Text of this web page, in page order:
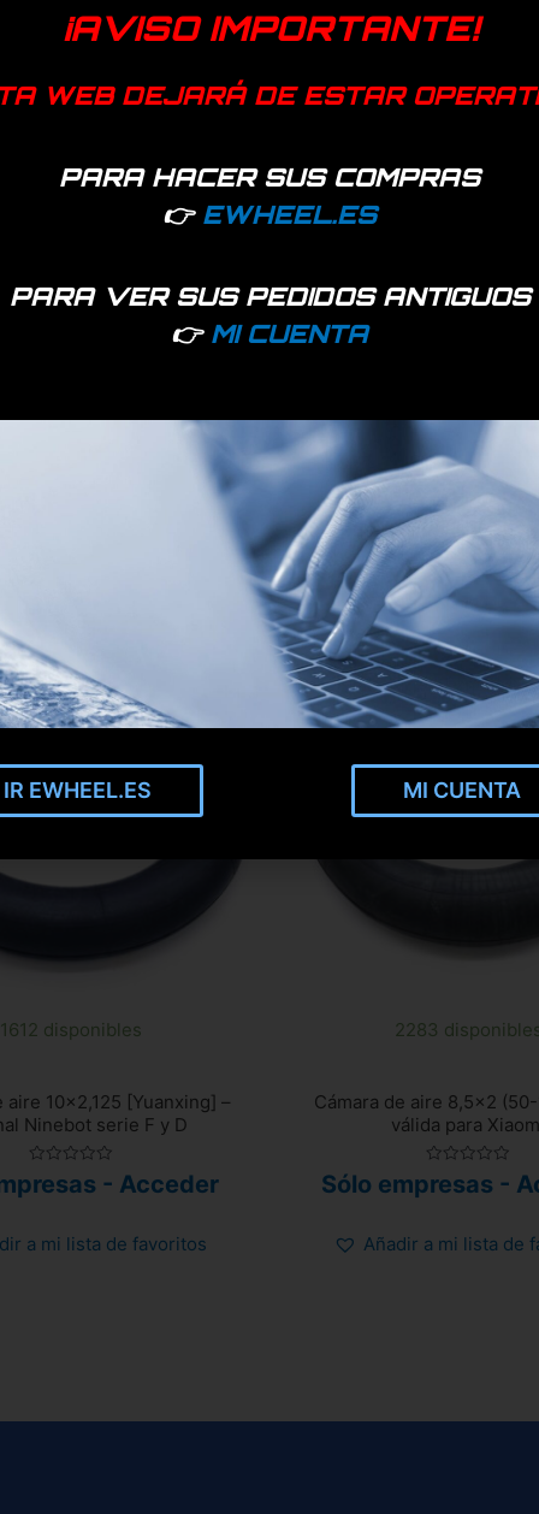
EAN:7427255410591
Categoría: Cámaras
DualtronDucati
1612 disponibles
aire 10×2,125 [Yuanxing] –
Ninebot serie F y D
con
- Acceder
a mi lista de favoritos
2283
Cámara de aire 8,5×2
válida para
con
Sólo empresas -
Añadir a mi lista de
¡AVISO IMPORTANTE!
WEB DEJARÁ DE ESTAR
PARA HACER SUS COMPRAS
👉 EWHEEL.ES
PARA VER SUS PEDIDOS ANTIGUOS
👉 MI CUENTA
IR EWHEEL.ES MI CUENTA